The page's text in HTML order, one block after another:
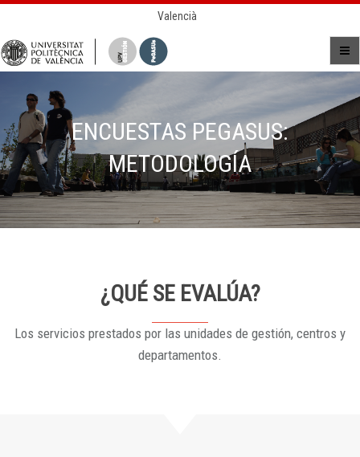
Valencià
ENCUESTAS PEGASUS:
METODOLOGÍA
¿QUÉ SE EVALÚA?
Los servicios prestados por las unidades de gestión, centros y
departamentos.